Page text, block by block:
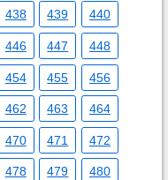
438 439 440
446 447 448
454 455 456
462 463 464
470 471 472
478 479 480